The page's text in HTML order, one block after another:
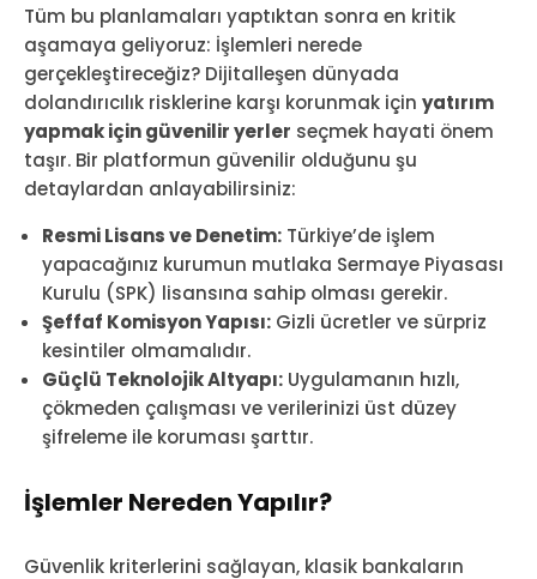
Tüm bu planlamaları yaptıktan sonra en kritik
aşamaya geliyoruz: İşlemleri nerede
gerçekleştireceğiz? Dijitalleşen dünyada
dolandırıcılık risklerine karşı korunmak için yatırım
yapmak için güvenilir yerler seçmek hayati önem
taşır. Bir platformun güvenilir olduğunu şu
detaylardan anlayabilirsiniz:
Resmi Lisans ve Denetim: Türkiye’de işlem
yapacağınız kurumun mutlaka Sermaye Piyasası
Kurulu (SPK) lisansına sahip olması gerekir.
Şeffaf Komisyon Yapısı: Gizli ücretler ve sürpriz
kesintiler olmamalıdır.
Güçlü Teknolojik Altyapı: Uygulamanın hızlı,
çökmeden çalışması ve verilerinizi üst düzey
şifreleme ile koruması şarttır.
İşlemler Nereden Yapılır?
Güvenlik kriterlerini sağlayan, klasik bankaların